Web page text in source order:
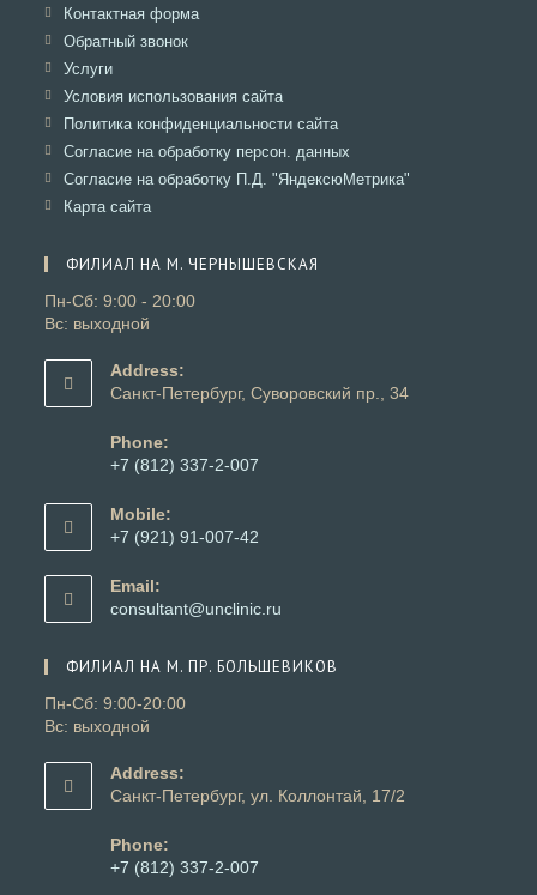
вкладке
Контактная формаОткроется
Обратный звонокОткроется
вкладке
УслугиОткроется
в
вкладке
Условия использования сайтаОткроется
в
вкладке
Политика конфиденциальности сайтаОткроется
в
вкладке
Согласие на обработку персон. данных
в
новой
Согласие на обработку П.Д. "ЯндексюМетрика"
Карта сайтаОткроется
вкладке
ФИЛИАЛ НА М. ЧЕРНЫШЕВСКАЯ
Пн-Сб: 9:00 - 20:00
Вс: выходной
Address:
Санкт-Петербург, Суворовский пр., 34
Phone:
+7 (812) 337-2-007
в
вашем
приложении
Mobile:
+7 (921) 91-007-42
в
вашем
Email:
consultant@unclinic.ru
приложении
ФИЛИАЛ НА М. ПР. БОЛЬШЕВИКОВ
Пн-Сб: 9:00-20:00
Вс: выходной
Address:
Санкт-Петербург, ул. Коллонтай, 17/2
Phone:
+7 (812) 337-2-007